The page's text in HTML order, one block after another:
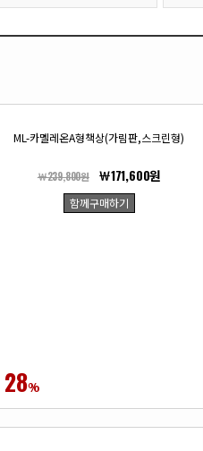
28%
ML-카멜레온A형책상(가림판,스크린형)
￦239,800원 ￦171,600원
함께구매하기